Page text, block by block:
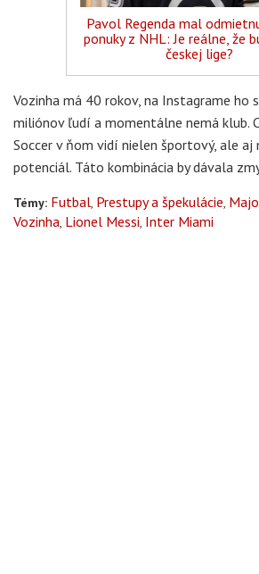
Pavol Regenda mal
ponuky z NHL: Je reálne, že
českej lige?
Vozinha má 40 rokov, na Instagrame ho
miliónov ľudí a momentálne nemá klub.
Soccer v ňom vidí nielen športový, ale aj
potenciál. Táto kombinácia by dávala
Témy: Futbal Prestupy a špekulácie
Vozinha Lionel Messi Inter Miami